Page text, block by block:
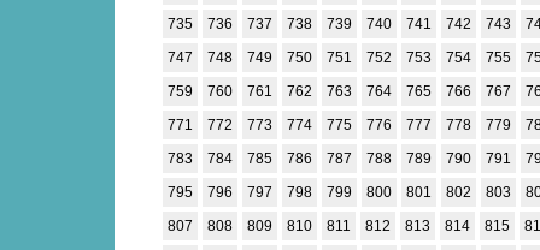
735
736 737 738 739 740 741 742 743
747
748 749 750 751 752 753 754 755
759
760 761 762 763 764 765 766 767
771
772 773 774 775 776 777 778 779
783
784 785 786 787 788 789 790 791
795
796 797 798 799 800 801 802 803
807
808 809 810 811 812 813 814 815